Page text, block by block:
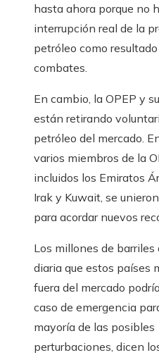
hasta ahora porque no
interrupción real de la
petróleo como
combates.
En cambio, la OPEP y
están retirando
petróleo del mercado.
varios miembros de la
incluidos los Emiratos
Irak y Kuwait, se
para acordar nuevos
Los millones de barriles
diaria que estos países
fuera del mercado
caso de emergencia
mayoría de las posibles
perturbaciones, dicen